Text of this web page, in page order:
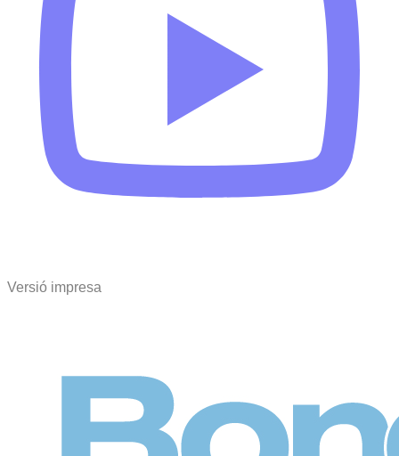
Versió impresa